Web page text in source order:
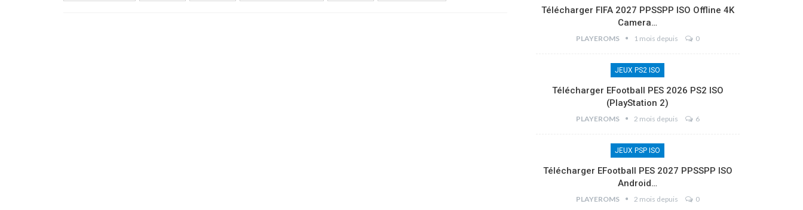
Télécharger FIFA 2027 PPSSPP ISO Offline 4K
Camera…
PLAYEROMS 1 mois depuis 0
JEUX PS2 ISO
Télécharger EFootball PES 2026 PS2 ISO
(PlayStation 2)
PLAYEROMS 2 mois depuis 6
JEUX PSP ISO
Télécharger EFootball PES 2027 PPSSPP ISO
Android…
PLAYEROMS 2 mois depuis 0